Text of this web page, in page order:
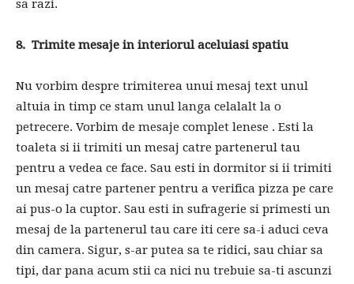
sa razi.
8. Trimite mesaje in interiorul aceluiasi spatiu
Nu vorbim despre trimiterea unui mesaj text unul
altuia in timp ce stam unul langa celalalt la o
petrecere. Vorbim de mesaje complet lenese . Esti la
toaleta si ii trimiti un mesaj catre partenerul tau
pentru a vedea ce face. Sau esti in dormitor si ii trimiti
un mesaj catre partener pentru a verifica pizza pe care
ai pus-o la cuptor. Sau esti in sufragerie si primesti un
mesaj de la partenerul tau care iti cere sa-i aduci ceva
din camera. Sigur, s-ar putea sa te ridici, sau chiar sa
tipi, dar pana acum stii ca nici nu trebuie sa-ti ascunzi